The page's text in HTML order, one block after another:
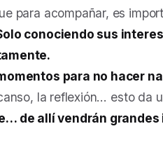
para acompañar, es
conociendo sus
para no hacer
la reflexión… esto da
de allí vendrán grandes